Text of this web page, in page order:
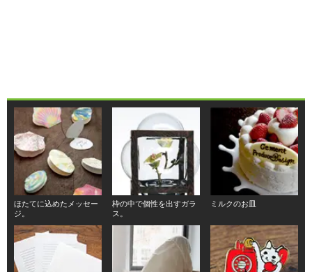
ほたてに込めたメッセー
ジ。
枠の中で個性を出すガラ
ス。
ミルクのお皿